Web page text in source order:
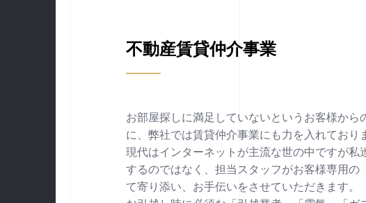
不動産賃貸仲介事業
お部屋探しに満足していないというお客様から
に、弊社では賃貸仲介事業にも力を入れており
現代はインターネットが主流な世の中ですが私
するのではなく、担当スタッフがお客様専用の
て寄り添い、お手伝いをさせていただきます。